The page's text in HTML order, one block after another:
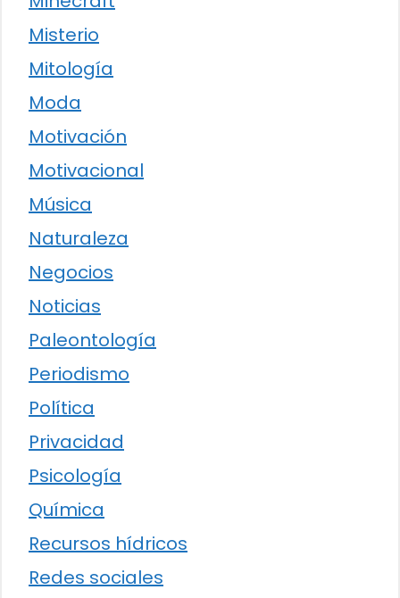
Misterio
Mitología
Moda
Motivación
Motivacional
Música
Naturaleza
Negocios
Noticias
Paleontología
Periodismo
Política
Privacidad
Psicología
Química
Recursos hídricos
Redes sociales